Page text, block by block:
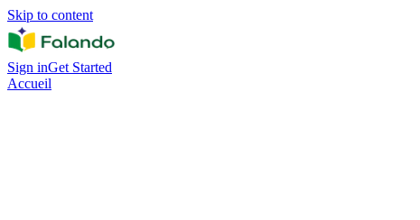
Skip to content
Sign inGet Started
Accueil